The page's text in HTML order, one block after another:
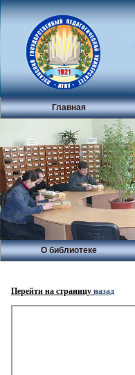
Главная
О библиотеке
Перейти на страницу назад